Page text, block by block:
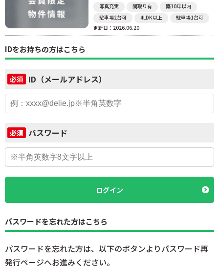
写真充実
間取り有
築10年以内
駐車場2台可
4LDK以上
駐車場1台可
更新日：2026.06.20
IDをお持ちの方はこちら
必須 ID（メールアドレス）
必須 パスワード
ログイン
パスワードを忘れた方はこちら
パスワードを忘れた方は、以下のボタンよりパスワード再
発行ページへお進みください。